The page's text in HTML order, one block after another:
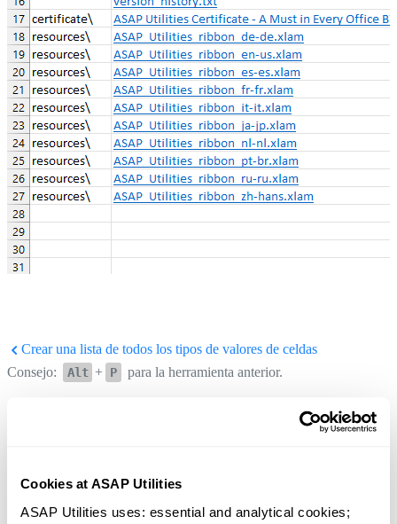
Cookies at ASAP Utilities
ASAP Utilities uses: essential and analytical cookies;
Crear una lista de todos los tipos de valores de celdas
Consejo:
Alt + P para la herramienta anterior.